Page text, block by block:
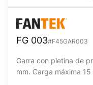
FG 003#F45GAR003
Garra con pletina de
mm. Carga máxima 15